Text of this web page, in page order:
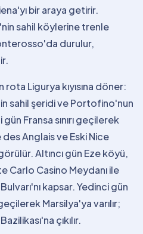
bir araya getirir.
sahil köylerine trenle
durulur,
Ligurya kıyısına döner:
sahil şeridi ve Portofino'nun
Fransa sınırı geçilerek
des Anglais ve Eski Nice
Altıncı gün Eze köyü,
Carlo Casino Meydanı ile
kapsar. Yedinci gün
Marsilya'ya varılır;
çıkılır.